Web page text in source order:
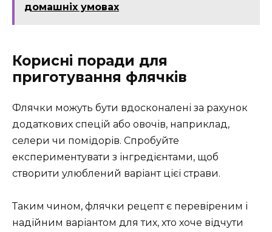
домашніх умовах
Корисні поради для
приготування флячків
Флячки можуть бути вдосконалені за рахунок
додаткових спецій або овочів, наприклад,
селери чи помідорів. Спробуйте
експериментувати з інгредієнтами, щоб
створити улюблений варіант цієї страви.
Таким чином, флячки рецепт є перевіреним і
надійним варіантом для тих, хто хоче відчути